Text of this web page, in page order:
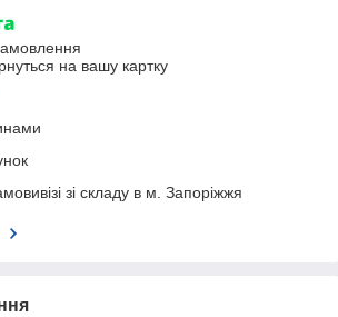
на вашу картку
зі складу в м. Запоріжжя